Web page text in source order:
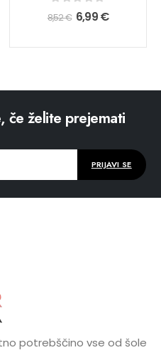
out of 5
8,52€ 6,99€
če želite prejemati
potrebščino vse od šole